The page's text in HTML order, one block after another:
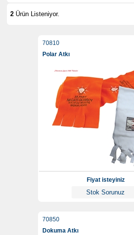
2Ürün Listeniyor.
70810
Polar Atkı
Fiyat isteyiniz
Stok Sorunuz
70850
Dokuma Atkı